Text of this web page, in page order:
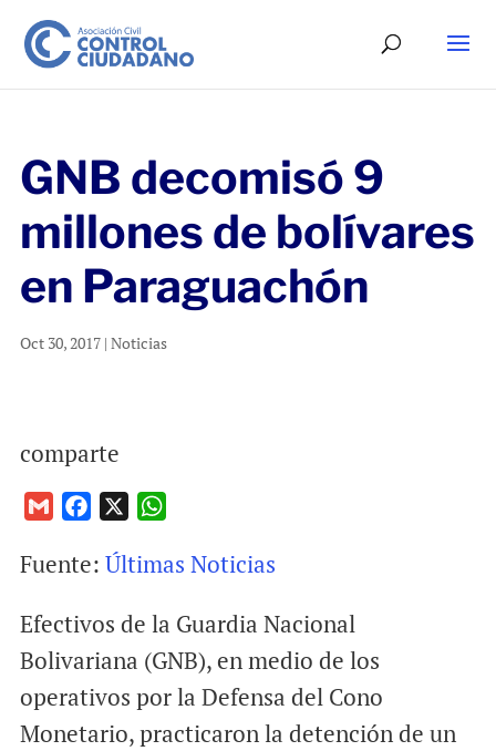
GNB decomisó 9
millones de bolívares
en Paraguachón
Oct 30, 2017| Noticias
comparte
a
l
c
b
o
k
a
s
A
p
Fuente: Últimas Noticias
Efectivos de la Guardia Nacional
Bolivariana (GNB), en medio de los
operativos por la Defensa del Cono
Monetario, practicaron la detención de un